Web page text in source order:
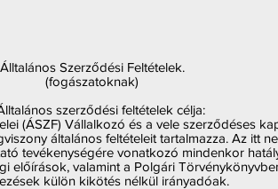
Álltalános Szerződési Feltételek.
(fogászatoknak)
Álltalános szerződési feltételek célja:
(ÁSZF) Vállalkozó és a vele szerződéses
általános feltételeit tartalmazza. Az itt
tevékenységére vonatkozó mindenkor
előírások, valamint a Polgári
külön kikötés nélkül irányadóak.